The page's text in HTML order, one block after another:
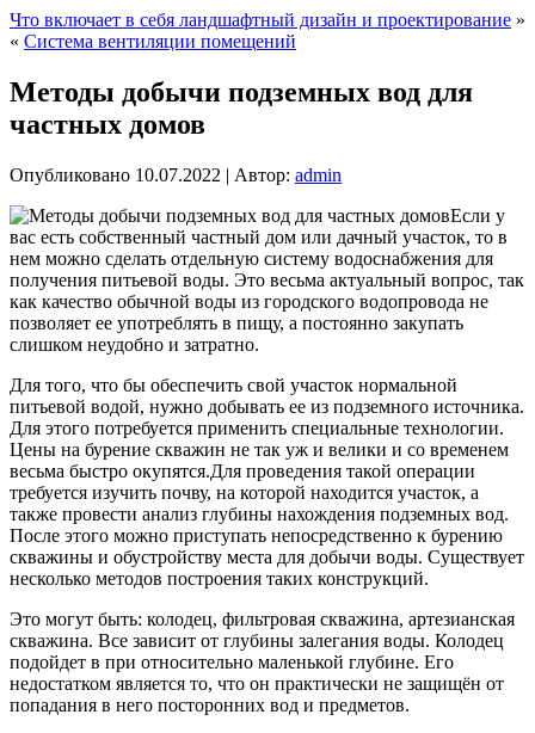
Что включает в себя ландшафтный дизайн и проектирование »
« Система вентиляции помещений
Методы добычи подземных вод для
частных домов
Опубликовано 10.07.2022 | Автор: admin
Если у
вас есть собственный частный дом или дачный участок, то в
нем можно сделать отдельную систему водоснабжения для
получения питьевой воды. Это весьма актуальный вопрос, так
как качество обычной воды из городского водопровода не
позволяет ее употреблять в пищу, а постоянно закупать
слишком неудобно и затратно.
Для того, что бы обеспечить свой участок нормальной
питьевой водой, нужно добывать ее из подземного источника.
Для этого потребуется применить специальные технологии.
Цены на бурение скважин не так уж и велики и со временем
весьма быстро окупятся.Для проведения такой операции
требуется изучить почву, на которой находится участок, а
также провести анализ глубины нахождения подземных вод.
После этого можно приступать непосредственно к бурению
скважины и обустройству места для добычи воды. Существует
несколько методов построения таких конструкций.
Это могут быть: колодец, фильтровая скважина, артезианская
скважина. Все зависит от глубины залегания воды. Колодец
подойдет в при относительно маленькой глубине. Его
недостатком является то, что он практически не защищён от
попадания в него посторонних вод и предметов.